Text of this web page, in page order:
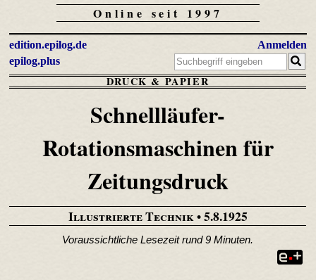
Online seit 1997
edition.epilog.de
epilog.plus
Anmelden
DRUCK & PAPIER
Schnellläufer-
Rotationsmaschinenfür
Zeitungsdruck
Illustrierte Technik• 5.8.1925
Voraussichtliche Lesezeit rund 9 Minuten.